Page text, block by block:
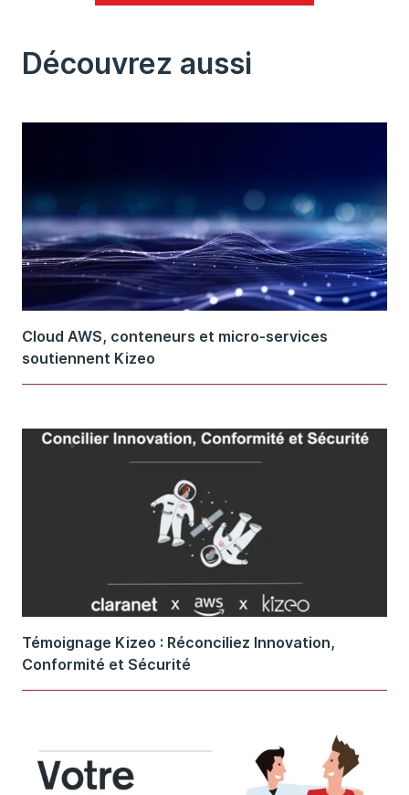
Découvrez aussi
Cloud AWS, conteneurs et micro-services
soutiennent Kizeo
Témoignage Kizeo : Réconciliez Innovation,
Conformité et Sécurité